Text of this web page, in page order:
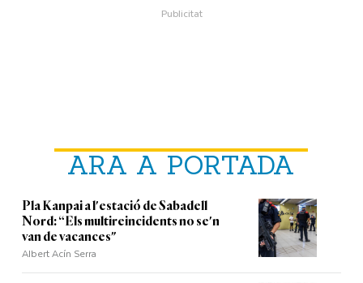
ARA A PORTADA
Pla Kanpai a l'estació de Sabadell
Nord: “Els multireincidents no se'n
van de vacances"
Albert Acín Serra